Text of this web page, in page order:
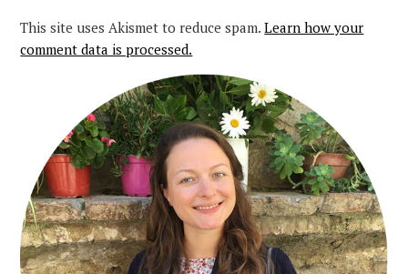
This site uses Akismet to reduce spam.Learn how your
comment data is processed.